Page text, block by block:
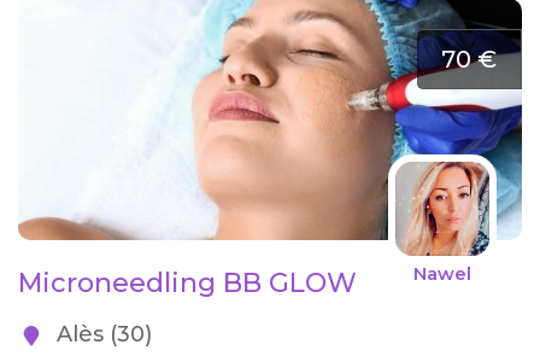
70 €
Nawel
Microneedling BB GLOW
Alès (30)